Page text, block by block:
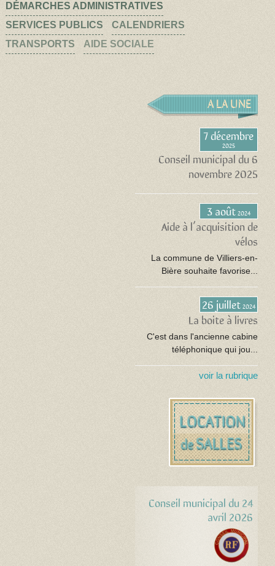
DÉMARCHES ADMINISTRATIVES
SERVICES PUBLICS
CALENDRIERS
TRANSPORTS
AIDE SOCIALE
A LA UNE
7 décembre
2025
Conseil municipal du 6
novembre 2025
3 août 2024
Aide à l’acquisition de
vélos
La commune de Villiers-en-
Bière souhaite favorise...
26 juillet 2024
La boite à livres
C'est dans l'ancienne cabine
téléphonique qui jou...
voir la rubrique
Conseil municipal du 24
avril 2026